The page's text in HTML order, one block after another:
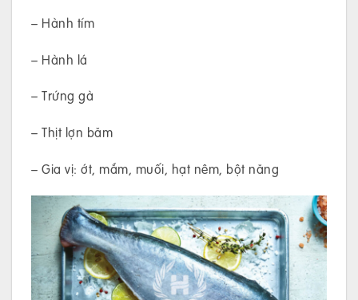
– Hành tím
– Hành lá
– Trứng gà
– Thịt lợn băm
– Gia vị: ớt, mắm, muối, hạt nêm, bột năng